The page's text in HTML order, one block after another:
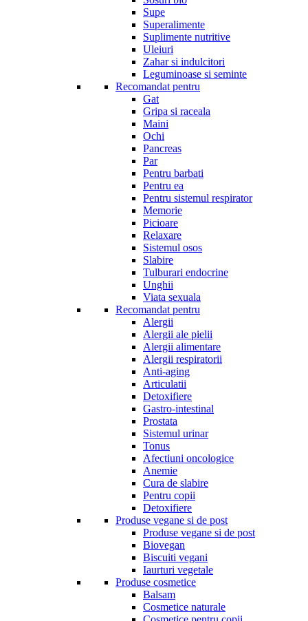
Supe
Superalimente
Suplimente nutritive
Uleiuri
Zahar si indulcitori
Leguminoase si seminte
Recomandat pentru
Gat
Gripa si raceala
Maini
Ochi
Pancreas
Par
Pentru barbati
Pentru ea
Pentru sistemul respirator
Memorie
Picioare
Relaxare
Sistemul osos
Slabire
Tulburari endocrine
Unghii
Viata sexuala
Recomandat pentru
Alergii
Alergii ale pielii
Alergii alimentare
Alergii respiratorii
Anti-aging
Articulatii
Detoxifiere
Gastro-intestinal
Prostata
Sistemul urinar
Tonus
Afectiuni oncologice
Anemie
Cura de slabire
Pentru copii
Detoxifiere
Produse vegane si de post
Produse vegane si de post
Biovegan
Biscuiti vegani
Iaurturi vegetale
Produse cosmetice
Balsam
Cosmetice naturale